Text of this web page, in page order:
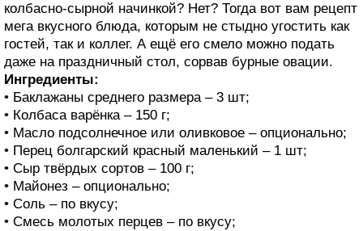
колбасно-сырной начинкой? Нет? Тогда вот вам рецепт
мега вкусного блюда, которым не стыдно угостить как
гостей, так и коллег. А ещё его смело можно подать
даже на праздничный стол, сорвав бурные овации.
Ингредиенты:
• Баклажаны среднего размера – 3 шт;
• Колбаса варёнка – 150 г;
• Масло подсолнечное или оливковое – опционально;
• Перец болгарский красный маленький – 1 шт;
• Сыр твёрдых сортов – 100 г;
• Майонез – опционально;
• Соль – по вкусу;
• Смесь молотых перцев – по вкусу;